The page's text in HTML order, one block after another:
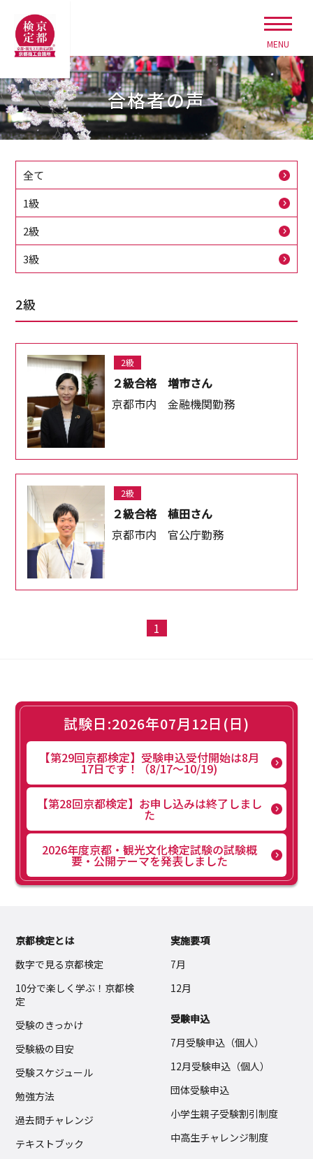
MENU
合格者の声
全て
1級
2級
3級
2級
2級
２級合格 増市さん
京都市内 金融機関勤務
2級
２級合格 植田さん
京都市内 官公庁勤務
1
試験日:2026年07月12日(日)
【第29回京都検定】受験申込受付開始は8月
17日です！（8/17～10/19)
【第28回京都検定】お申し込みは終了しまし
た
2026年度京都・観光文化検定試験の試験概
要・公開テーマを発表しました
京都検定とは
数字で見る京都検定
10分で楽しく学ぶ！京都検
定
受験のきっかけ
受験級の目安
受験スケジュール
勉強方法
過去問チャレンジ
テキストブック
実施要項
7月
12月
受験申込
7月受験申込（個人）
12月受験申込（個人）
団体受験申込
小学生親子受験割引制度
中高生チャレンジ制度